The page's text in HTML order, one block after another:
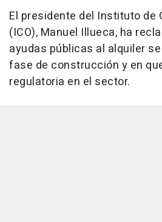
El presidente del Instituto de
(ICO), Manuel Illueca, ha
ayudas públicas al alquiler
fase de construcción y en
regulatoria en el sector.